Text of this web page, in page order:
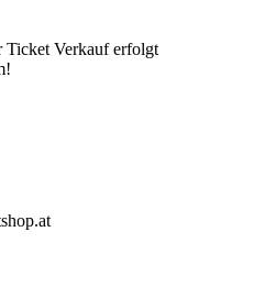
Ticket Verkauf erfolgt